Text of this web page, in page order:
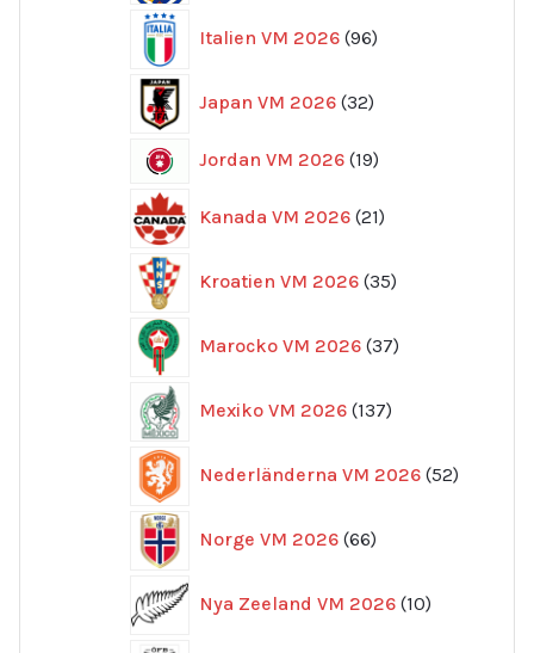
Italien VM 2026 96
produkter
Japan VM 2026 32
produkter
Jordan VM 2026 1919
Kanada VM 2026 21
produkter
Kroatien VM 2026 35
produkter
Marocko VM 2026 37
produkter
Mexiko VM 2026 137
produkter
Nederländerna VM 2026 52
Norge VM 2026 66
produkter
Nya Zeeland VM 2026 10
produkter